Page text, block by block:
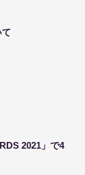
2021」で4